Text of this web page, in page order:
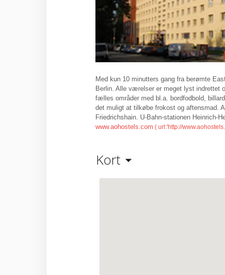
Med kun 10 minutters gang fra berømte
Berlin. Alle værelser er meget lyst indrettet
fælles områder med bl.a. bordfodbold,
det muligt at tilkøbe frokost og aftensmad.
Friedrichshain. U-Bahn-stationen Heinrich-
www.aohostels.com
Kort